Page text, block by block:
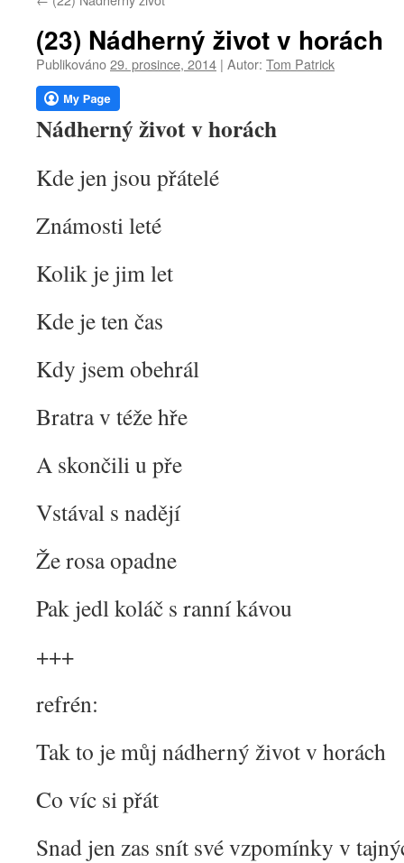
webu
(23) Nádherný život v horách
Publikováno29. prosince, 2014 | Autor: Tom Patrick
Nádherný život v horách
Kde jen jsou přátelé
Známosti leté
Kolik je jim let
Kde je ten čas
Kdy jsem obehrál
Bratra v téže hře
A skončili u pře
Vstával s nadějí
Že rosa opadne
Pak jedl koláč s ranní kávou
+++
refrén:
Tak to je můj nádherný život v horách
Co víc si přát
Snad jen zas snít své vzpomínky v